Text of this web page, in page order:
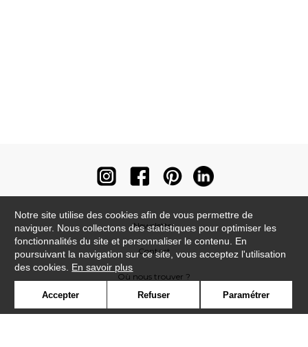
Newsletter
Contact
Où nous trouver ?
Notre site utilise des cookies afin de vous permettre de
naviguer. Nous collectons des statistiques pour optimiser les
fonctionnalités du site et personnaliser le contenu. En
poursuivant la navigation sur ce site, vous acceptez l'utilisation
des cookies. En savoir plus
Accepter Refuser Paramétrer